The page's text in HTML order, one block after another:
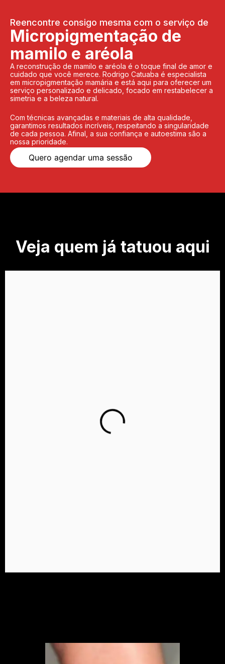
Reencontre consigo mesma com o serviço de
Micropigmentação de
mamilo e aréola
A reconstrução de mamilo e aréola é o toque final de amor e
cuidado que você merece. Rodrigo Catuaba é especialista
em micropigmentação mamária e está aqui para oferecer um
serviço personalizado e delicado, focado em restabelecer a
simetria e a beleza natural.
Com técnicas avançadas e materiais de alta qualidade,
garantimos resultados incríveis, respeitando a singularidade
de cada pessoa. Afinal, a sua confiança e autoestima são a
nossa prioridade.
Quero agendar uma sessão
Veja quem já tatuou aqui